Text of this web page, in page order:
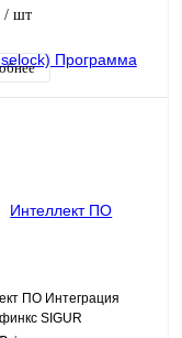
/ шт
ПО Интеграция
SIGUR